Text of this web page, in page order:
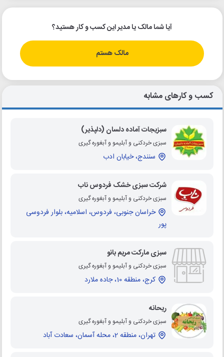
آیا شما مالک یا مدیر این کسب و کار هستید؟
مالک هستم
کسب و کارهای مشابه
سبزیجات آماده دلسان (دلپذیر)
سبزی خردکنی و آبلیمو و آبغوره گیری
سنندج، خیابان ادب
شرکت سبزی خشک فردوس ناب
سبزی خردکنی و آبلیمو و آبغوره گیری
خراسان جنوبی، فردوس، اسلامیه، بلوار فردوسی
پور
سبزی مارکت مریم بانو
سبزی خردکنی و آبلیمو و آبغوره گیری
کرج، منطقه 10، جاده ملارد
ریحانه
سبزی خردکنی و آبلیمو و آبغوره گیری
تهران، منطقه 2، محله آسمان، سعادت آباد